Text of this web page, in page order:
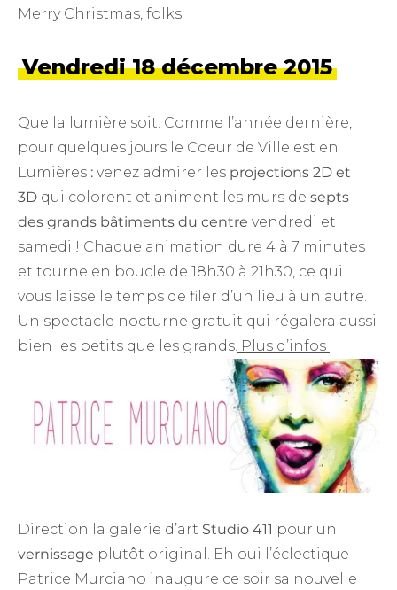
Merry Christmas, folks.
Vendredi 18 décembre 2015
Que la lumière soit. Comme l’année dernière,
pour quelques jours le Coeur de Ville est en
Lumières : venez admirer les projections 2D et
3D qui colorent et animent les murs de septs
des grands bâtiments du centre vendredi et
samedi ! Chaque animation dure 4 à 7 minutes
et tourne en boucle de 18h30 à 21h30, ce qui
vous laisse le temps de filer d’un lieu à un autre.
Un spectacle nocturne gratuit qui régalera aussi
bien les petits que les grands. Plus d’infos
Direction la galerie d’art Studio 411 pour un
vernissage plutôt original. Eh oui l’éclectique
Patrice Murciano inaugure ce soir sa nouvelle